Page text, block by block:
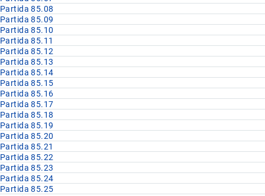
Partida 85.08
Partida 85.09
Partida 85.10
Partida 85.11
Partida 85.12
Partida 85.13
Partida 85.14
Partida 85.15
Partida 85.16
Partida 85.17
Partida 85.18
Partida 85.19
Partida 85.20
Partida 85.21
Partida 85.22
Partida 85.23
Partida 85.24
Partida 85.25